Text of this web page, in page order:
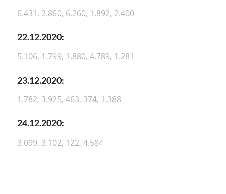
6.431, 2.860, 6.260, 1.892, 2.400
22.12.2020:
5.106, 1.799, 1.880, 4.789, 1.281
23.12.2020:
1.782, 3.925, 463, 374, 1.388
24.12.2020:
3.099, 3.102, 122, 4.584